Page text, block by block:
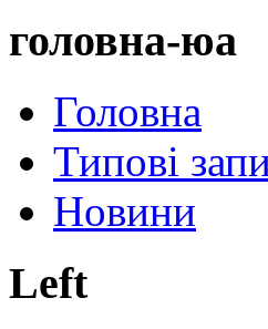
головна-юа
Головна
Типові
Новини
Left